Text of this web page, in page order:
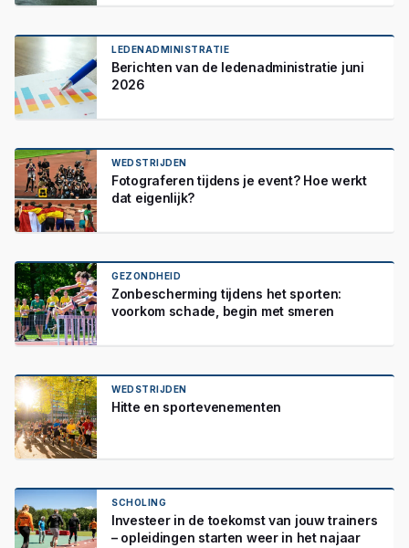
LEDENADMINISTRATIE
Berichten van de ledenadministratie juni
2026
WEDSTRIJDEN
Fotograferen tijdens je event? Hoe werkt
dat eigenlijk?
GEZONDHEID
Zonbescherming tijdens het sporten:
voorkom schade, begin met smeren
WEDSTRIJDEN
Hitte en sportevenementen
SCHOLING
Investeer in de toekomst van jouw trainers
– opleidingen starten weer in het najaar